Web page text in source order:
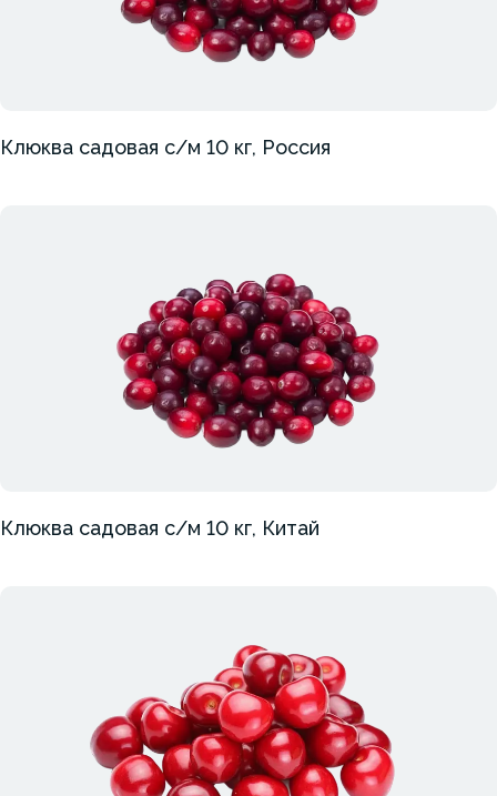
Клюква садовая с/м 10 кг, Россия
Клюква садовая с/м 10 кг, Китай